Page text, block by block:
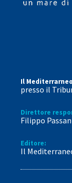
Il
presso il
Direttore
Filippo
Editore:
Il